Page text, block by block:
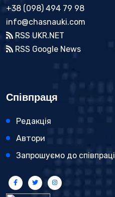
+38 (098) 494 79 98
info@chasnauki.com
RSS UKR.NET
RSS Google News
Співпраця
Редакція
Автори
Запрошуємо до співпраці